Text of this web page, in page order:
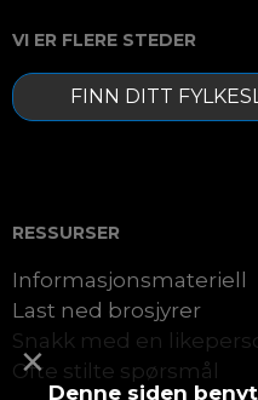
Denne siden
×
VI ER FLERE STEDER
FINN DITT
RESSURSER
Informasjonsmateriell
Last ned brosjyrer
Snakk med en
Ofte stilte spørsmål